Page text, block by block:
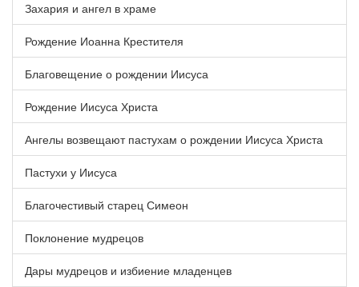
Захария и ангел в храме
Рождение Иоанна Крестителя
Благовещение о рождении Иисуса
Рождение Иисуса Христа
Ангелы возвещают пастухам о рождении Иисуса Христа
Пастухи у Иисуса
Благочестивый старец Симеон
Поклонение мудрецов
Дары мудрецов и избиение младенцев